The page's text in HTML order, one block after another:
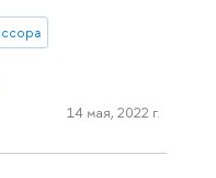
14 мая, 2022 г.